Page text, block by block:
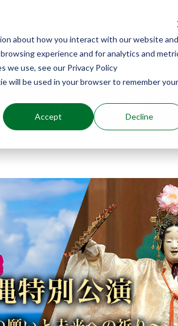
about how you interact with our website and
experience and for analytics and
we use, see our Privacy Policy
will be used in your browser to remember your
Accept Decline
能楽に関わる
）なはーと追加公